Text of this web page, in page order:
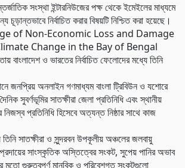
সংস্থা ইন্টারনিউজের পক্ষ থেকে ইমেইলের মাধ্যমে
নির্বাচিত করার বিষয়টি নিশ্চিত করা হয়েছে।
of Non-Economic Loss and Damage
Change in the Bay of Bengal
ও ভারতের নির্বাচিত ফেলোদের মধ্যে তিনি
জনপ্রিয় অনলাইন গণমাধ্যম বাংলা ট্রিবিউন ও যশোরে
সুবর্ণভূমির সাতক্ষীরা জেলা প্রতিনিধি এবং স্থানীয়
প্রতিনিধি হিসেবে অত্যন্ত নিষ্ঠার সাথে কাজ
সাতক্ষীরা ও সুন্দরবন উপকূলীয় অঞ্চলের জলবায়ু
সাংস্কৃতিক অস্তিত্বের সংকট, সুপেয় পানির অভাব
মতো গুরুত্বপূর্ণ মানবিক ও পরিবেশগত সংকটগুলো